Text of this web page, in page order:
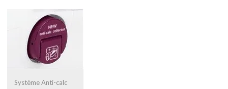
Système Anti-calc